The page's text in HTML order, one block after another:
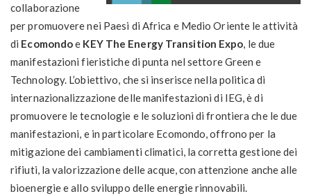
collaborazione
per promuovere nei Paesi di Africa e Medio Oriente le attività
di Ecomondoe KEY The Energy Transition Expo, le due
manifestazioni fieristiche di punta nel settore Green e
Technology. L’obiettivo, che si inserisce nella politica di
internazionalizzazione delle manifestazioni di IEG, è di
promuovere le tecnologie e le soluzioni di frontiera che le due
manifestazioni, e in particolare Ecomondo, offrono per la
mitigazione dei cambiamenti climatici, la corretta gestione dei
rifiuti, la valorizzazione delle acque, con attenzione anche alle
bioenergie e allo sviluppo delle energie rinnovabili.